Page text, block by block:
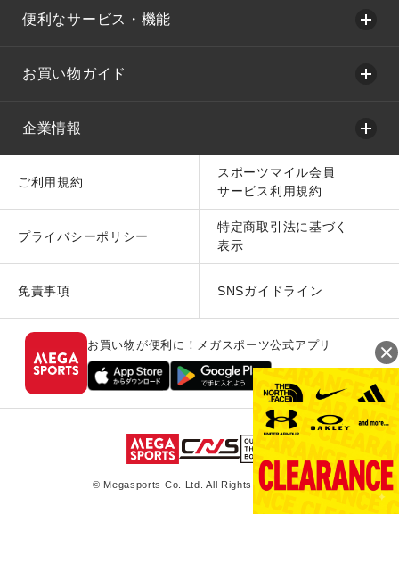
便利なサービス・機能
お買い物ガイド
企業情報
ご利用規約
スポーツマイル会員
サービス利用規約
プライバシーポリシー
特定商取引法に基づく
表示
免責事項 SNSガイドライン
お買い物が便利に！メガスポーツ公式アプリ
© Megasports Co. Ltd. All Rights Reserved.